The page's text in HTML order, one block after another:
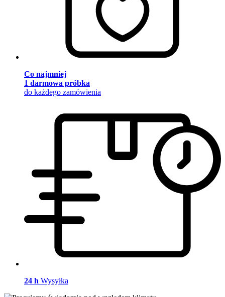
Co najmniej
1 darmowa próbka
do każdego zamówienia
24 h Wysyłka